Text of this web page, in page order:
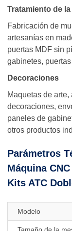
Tratamiento de
Fabricación de
artesanías en
puertas MDF sin
gabinetes,
Decoraciones
Maquetas de
decoraciones,
paneles de
otros productos
Parámetros
Máquina
Kits ATC
Modelo
Tamaño de la